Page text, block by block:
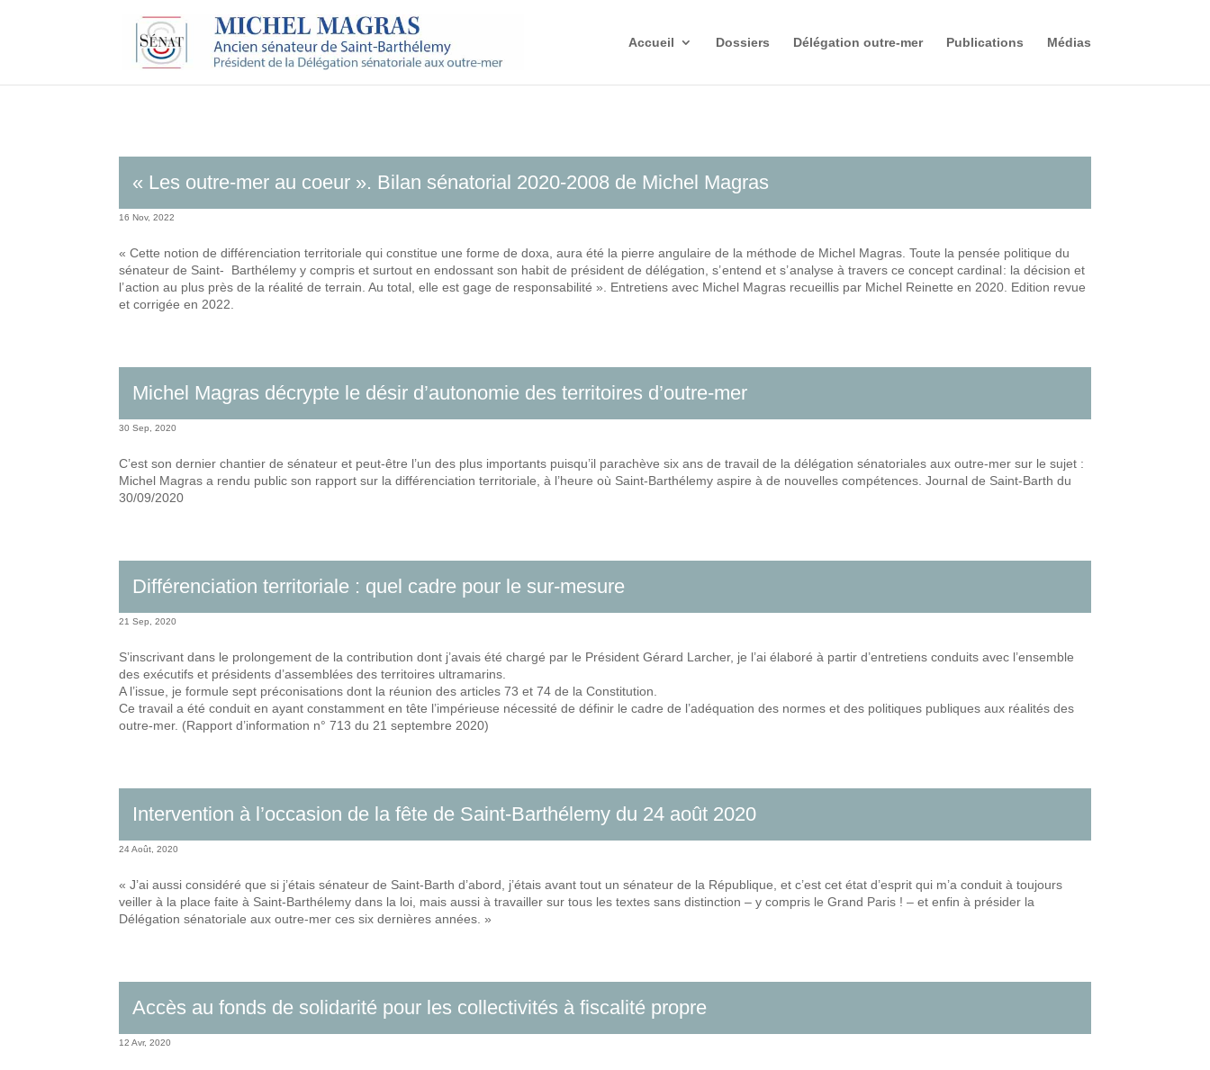
Accueil Dossiers Délégation outre-mer Publications Médias
« Les outre-mer au coeur ». Bilan sénatorial 2020-2008 de Michel Magras
16 Nov, 2022
« Cette notion de différenciation territoriale qui constitue une forme de doxa, aura été la pierre angulaire de la méthode de Michel Magras. Toute la pensée politique du
sénateur de Saint- Barthélemy y compris et surtout en endossant son habit de président de délégation, s’ entend et s’ analyse à travers ce concept cardinal : la décision et
l’ action au plus près de la réalité de terrain. Au total, elle est gage de responsabilité ». Entretiens avec Michel Magras recueillis par Michel Reinette en 2020. Edition revue
et corrigée en 2022.
Michel Magras décrypte le désir d’autonomie des territoires d’outre-mer
30 Sep, 2020
C’est son dernier chantier de sénateur et peut-être l’un des plus importants puisqu’il parachève six ans de travail de la délégation sénatoriales aux outre-mer sur le sujet :
Michel Magras a rendu public son rapport sur la différenciation territoriale, à l’heure où Saint-Barthélemy aspire à de nouvelles compétences. Journal de Saint-Barth du
30/09/2020
Différenciation territoriale : quel cadre pour le sur-mesure
21 Sep, 2020
S’inscrivant dans le prolongement de la contribution dont j’avais été chargé par le Président Gérard Larcher, je l’ai élaboré à partir d’entretiens conduits avec l’ensemble
des exécutifs et présidents d’assemblées des territoires ultramarins.
A l’issue, je formule sept préconisations dont la réunion des articles 73 et 74 de la Constitution.
Ce travail a été conduit en ayant constamment en tête l’impérieuse nécessité de définir le cadre de l’adéquation des normes et des politiques publiques aux réalités des
outre-mer. (Rapport d’information n° 713 du 21 septembre 2020)
Intervention à l’occasion de la fête de Saint-Barthélemy du 24 août 2020
24 Août, 2020
« J’ai aussi considéré que si j’étais sénateur de Saint-Barth d’abord, j’étais avant tout un sénateur de la République, et c’est cet état d’esprit qui m’a conduit à toujours
veiller à la place faite à Saint-Barthélemy dans la loi, mais aussi à travailler sur tous les textes sans distinction – y compris le Grand Paris ! – et enfin à présider la
Délégation sénatoriale aux outre-mer ces six dernières années. »
Accès au fonds de solidarité pour les collectivités à fiscalité propre
12 Avr, 2020